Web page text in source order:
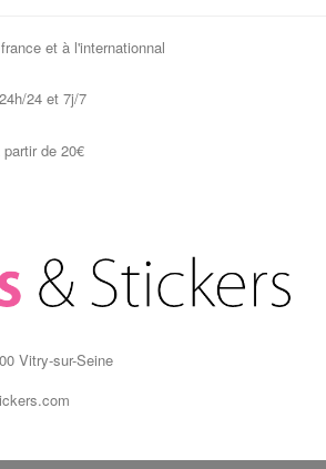
et à l'internationnal
24 et 7j/7
de 20€
Vitry-sur-Seine